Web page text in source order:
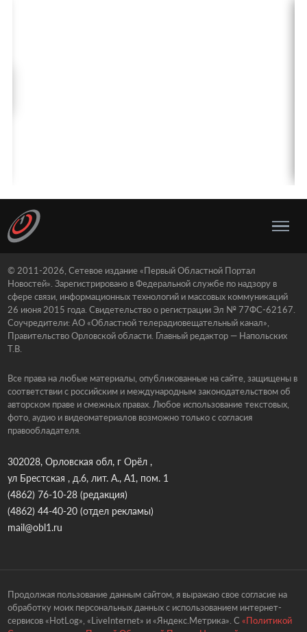
© 2011-2026, Сетевое издание «Первый Областной Портал
Новостей». Зарегистрировано в Федеральной службе по надзору в
сфере связи, информационных технологий и массовых коммуникаций
26 июня 2015 года. Свидетельство о регистрации Эл № 77ФС-62167.
Соучредители: АО «Областной телерадиовещательный канал»,
Правительство Орловской области. Главный редактор — Напольских
Т.В.
Все права на любые материалы, опубликованные на сайте, защищены в
соответствии с российским и международным законодательством об
авторском праве и смежных правах. Любое использование текстовых,
фото, аудио и видеоматериалов возможно только с согласия
правообладателя.
302028, Орловская обл, г Орёл ,
ул Брестская , д.6, лит. А., А1, пом. 1
(4862) 76-10-28(редакция)
(4862) 44-40-20(отдел рекламы)
mail@obl1.ru
Продолжая пользование данным сайтом, я выражаю свое согласие на
обработку моих персональных данных с использованием интернет-
сервисов «HotLog», «LiveInternet» и «Яндекс.Метрика». С «Политикой